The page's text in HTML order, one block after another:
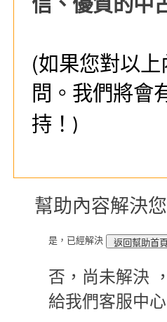
(如果您對以
問。我們將會
持！ )
幫助內容解決
是，已經解決
否，尚未解決
給我們客服中